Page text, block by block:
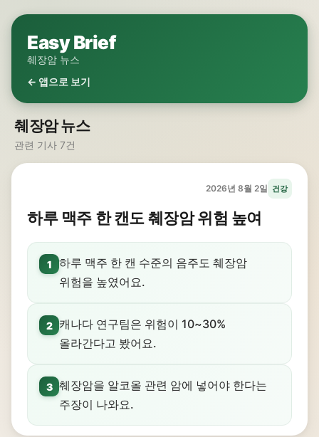
Easy Brief
췌장암 뉴스
← 앱으로 보기
췌장암 뉴스
관련 기사 7건
2026년 8월 2일 건강
하루 맥주 한 캔도 췌장암 위험 높여
1
하루 맥주 한 캔 수준의 음주도 췌장암
위험을 높였어요.
2
캐나다 연구팀은 위험이 10~30%
올라간다고 봤어요.
3 췌장암을 알코올 관련 암에 넣어야 한다는
주장이 나와요.